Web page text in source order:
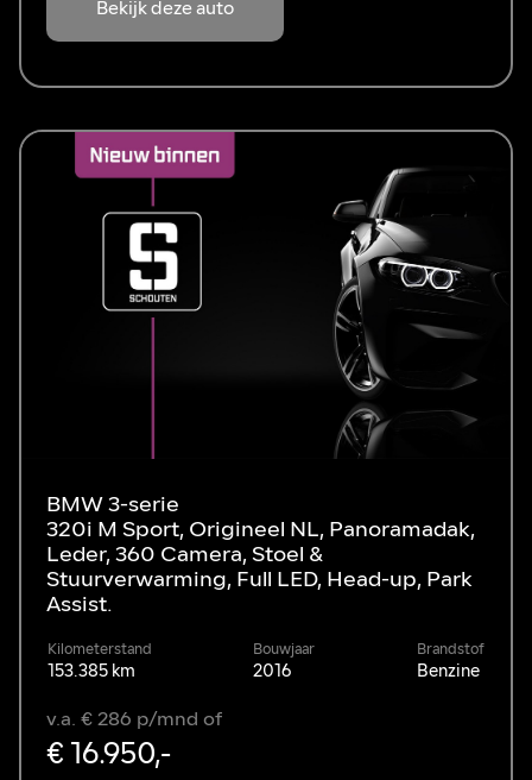
Bekijk deze auto
BMW 3-serie
320i M Sport, Origineel NL, Panoramadak,
Leder, 360 Camera, Stoel &
Stuurverwarming, Full LED, Head-up, Park
Assist.
Kilometerstand
153.385 km
Bouwjaar
2016
Brandstof
Benzine
v.a. € 286 p/mnd of
€ 16.950,-